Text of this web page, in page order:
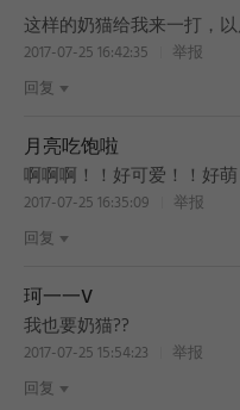
这样的奶猫给我来一打，
2017-07-25 16:42:35
举报
回复
月亮吃饱啦
啊啊啊！！好可爱！！好
2017-07-25 16:35:09
举报
回复
珂一一V
我也要奶猫??
2017-07-25 15:54:23
举报
回复